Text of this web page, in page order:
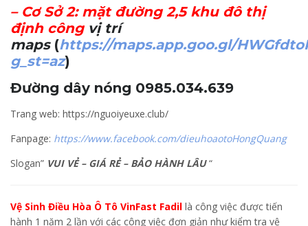
– Cơ Sở 2: mặt đường 2,5 khu đô thị
định côngvị trí
maps(https://maps.app.goo.gl/
g_st=az)
Đường dây nóng 0985.034.639
Trang web: https://nguoiyeuxe.club/
Fanpage: https://www.facebook.com/dieuhoaotoHongQuang
Slogan” VUI VẺ – GIÁ RẺ – BẢO HÀNH LÂU “
Vệ Sinh Điều Hòa Ô Tô VinFast Fadil là công việc được tiến
hành 1 năm 2 lần với các công việc đơn giản như kiểm tra vệ